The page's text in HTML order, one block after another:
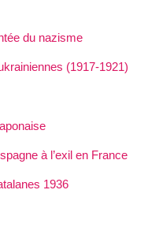
du nazisme
(1917-1921)
à l’exil en France
1936